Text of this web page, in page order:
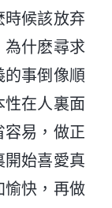
候該放弃
為什麽尋求
事倒像順
在人裏面
容易，做正
開始喜愛真
愉快，再做